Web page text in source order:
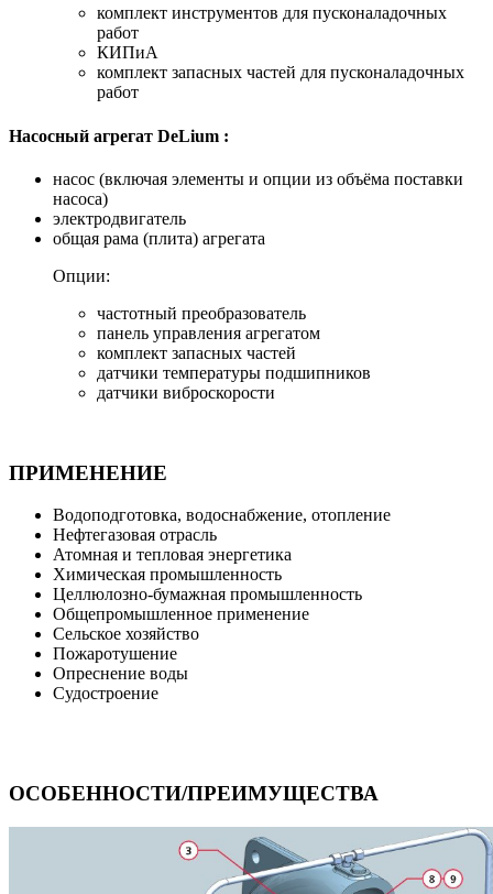
комплект инструментов для пусконаладочных
работ
КИПиА
комплект запасных частей для пусконаладочных
работ
Насосный агрегат DeLium :
насос (включая элементы и опции из объёма поставки
насоса)
электродвигатель
общая рама (плита) агрегата
Опции:
частотный преобразователь
панель управления агрегатом
комплект запасных частей
датчики температуры подшипников
датчики виброскорости
ПРИМЕНЕНИЕ
Водоподготовка, водоснабжение, отопление
Нефтегазовая отрасль
Атомная и тепловая энергетика
Химическая промышленность
Целлюлозно-бумажная промышленность
Общепромышленное применение
Сельское хозяйство
Пожаротушение
Опреснение воды
Судостроение
ОСОБЕННОСТИ/ПРЕИМУЩЕСТВА